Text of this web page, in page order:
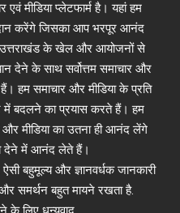
मीडिया प्लेटफार्म है। यहां हम
करेंगे जिसका आप भरपूर आनंद
के खेल और आयोजनों से
देने के साथ सर्वोत्तम समाचार और
हम समाचार और मीडिया के प्रति
बदलने का प्रयास करते हैं। हम
मीडिया का उतना ही आनंद लेंगे
देने में आनंद लेते हैं।
बहुमूल्य और ज्ञानवर्धक जानकारी
समर्थन बहुत मायने रखता है.